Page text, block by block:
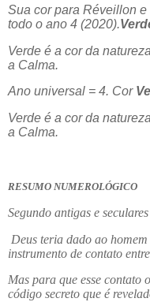
Sua cor para Réveillon
todo o ano 4 (2020).
Verde é a cor da
a Calma.
Ano universal = 4. Cor
Verde é a cor da
a Calma.
RESUMO NUMEROLÓGICO
Segundo antigas e
Deus teria dado ao
instrumento de contato
Mas para que esse contato
código secreto que é